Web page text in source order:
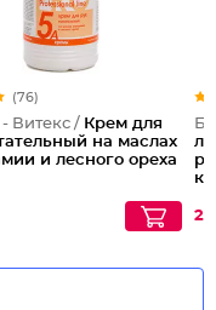
(76)
Витекс / Крем для
на маслах
и лесного ореха